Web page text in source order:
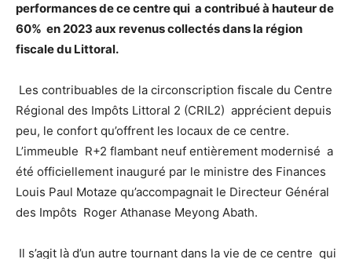
performances de ce centre qui a contribué à hauteur de
60% en 2023 aux revenus collectés dans la région
fiscale du Littoral.
Les contribuables de la circonscription fiscale du Centre
Régional des Impôts Littoral 2 (CRIL2) apprécient depuis
peu, le confort qu’offrent les locaux de ce centre.
L’immeuble R+2 flambant neuf entièrement modernisé a
été officiellement inauguré par le ministre des Finances
Louis Paul Motaze qu’accompagnait le Directeur Général
des Impôts Roger Athanase Meyong Abath.
Il s’agit là d’un autre tournant dans la vie de ce centre qui